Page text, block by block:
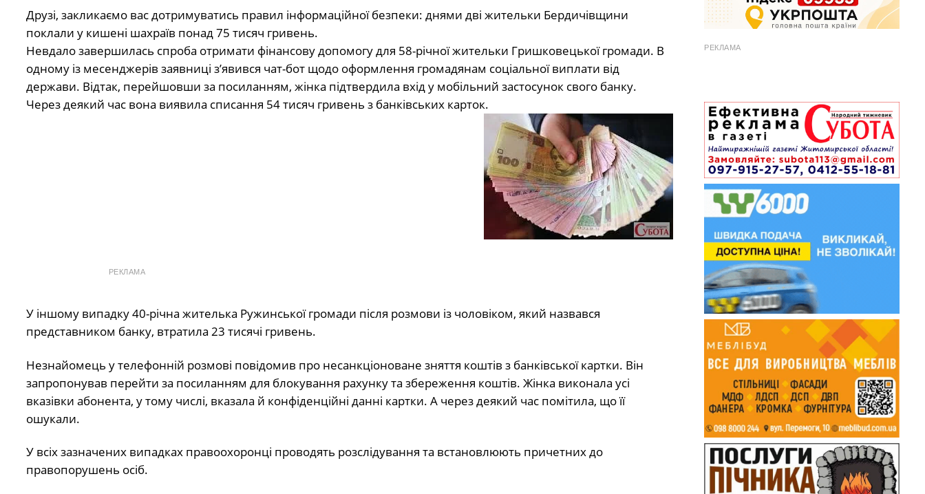
Друзі, закликаємо вас дотримуватись правил інформаційної безпеки: днями дві жительки Бердичівщини
поклали у кишені шахраїв понад 75 тисяч гривень.
Невдало завершилась спроба отримати фінансову допомогу для 58-річної жительки Гришковецької громади. В
одному із месенджерів заявниці з’явився чат-бот щодо оформлення громадянам соціальної виплати від
держави. Відтак, перейшовши за посиланням, жінка підтвердила вхід у мобільний застосунок свого банку.
Через деякий час вона виявила списання 54 тисяч гривень з банківських карток.
РЕКЛАМА
У іншому випадку 40-річна жителька Ружинської громади після розмови із чоловіком, який назвався
представником банку, втратила 23 тисячі гривень.
Незнайомець у телефонній розмові повідомив про несанкціоноване зняття коштів з банківської картки. Він
запропонував перейти за посиланням для блокування рахунку та збереження коштів. Жінка виконала усі
вказівки абонента, у тому числі, вказала й конфіденційні данні картки. А через деякий час помітила, що її
ошукали.
У всіх зазначених випадках правоохоронці проводять розслідування та встановлюють причетних до
правопорушень осіб.
РЕКЛАМА